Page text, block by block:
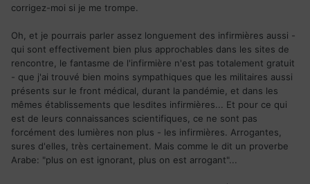
corrigez-moi si je me trompe.
Oh, et je pourrais parler assez longuement des infirmières aussi -
qui sont effectivement bien plus approchables dans les sites de
rencontre, le fantasme de l'infirmière n'est pas totalement gratuit
- que j'ai trouvé bien moins sympathiques que les militaires aussi
présents sur le front médical, durant la pandémie, et dans les
mêmes établissements que lesdites infirmières... Et pour ce qui
est de leurs connaissances scientifiques, ce ne sont pas
forcément des lumières non plus - les infirmières. Arrogantes,
sures d'elles, très certainement. Mais comme le dit un proverbe
Arabe: "plus on est ignorant, plus on est arrogant"...